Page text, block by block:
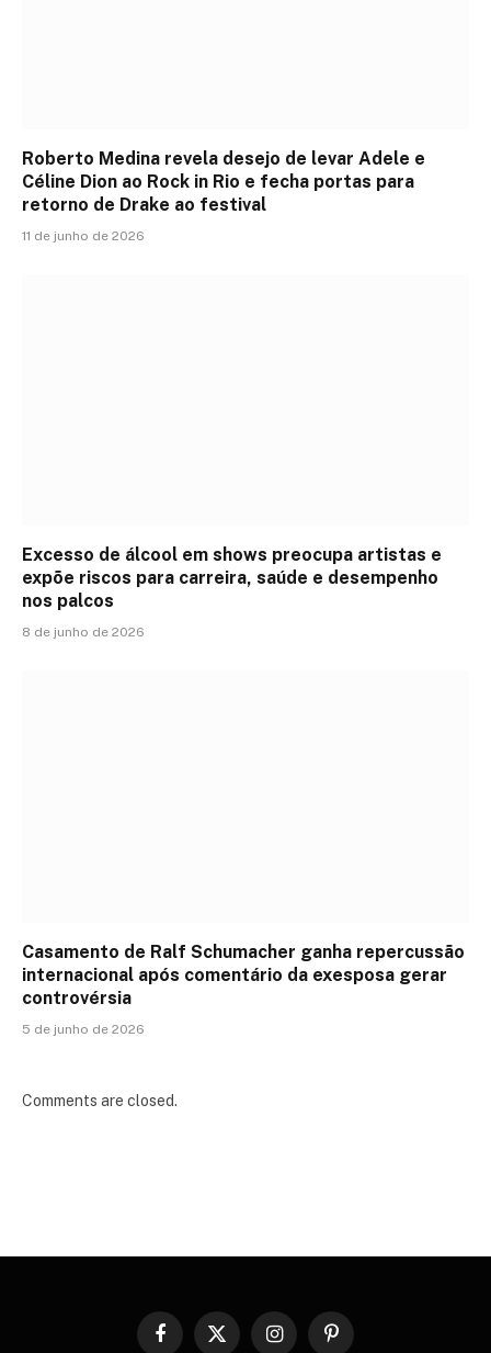
Roberto Medina revela desejo de levar Adele e
Céline Dion ao Rock in Rio e fecha portas para
retorno de Drake ao festival
11 de junho de 2026
Excesso de álcool em shows preocupa artistas e
expõe riscos para carreira, saúde e desempenho
nos palcos
8 de junho de 2026
Casamento de Ralf Schumacher ganha repercussão
internacional após comentário da exesposa gerar
controvérsia
5 de junho de 2026
Comments are closed.
Facebook
X InstagramPinterest